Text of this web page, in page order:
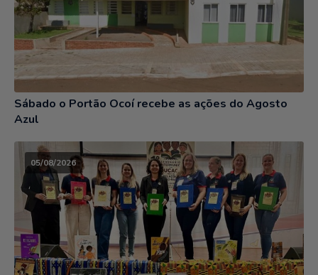
Sábado o Portão Ocoí recebe as ações do Agosto
Azul
05/08/2026